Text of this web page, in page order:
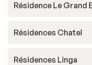
Résidence Le Grand
Résidences Chatel
Résidences Linga